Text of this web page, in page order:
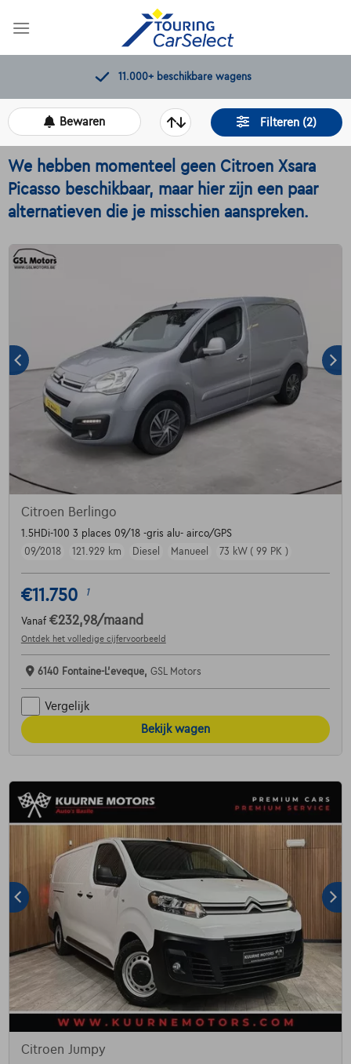
Kwaliteitscontroles door Touring
Filteren (2)
Bewaren
We hebben momenteel geen Citroen Xsara
Picasso beschikbaar, maar hier zijn een paar
alternatieven die je misschien aanspreken.
Citroen Berlingo
1.5HDi-100 3 places 09/18 -gris alu- airco/GPS
09/2018
121.929 km Diesel Manueel 73 kW ( 99 PK )
€11.750 1
Vanaf €232,98/maand
Ontdek het volledige cijfervoorbeeld
6140 Fontaine-L'eveque, GSL Motors
Vergelijk
Bekijk wagen
Citroen Jumpy